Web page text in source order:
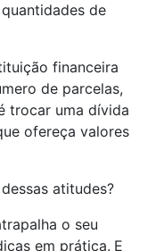
de
financeira
de parcelas,
trocar uma dívida
ofereça valores
atitudes?
o seu
em prática. E